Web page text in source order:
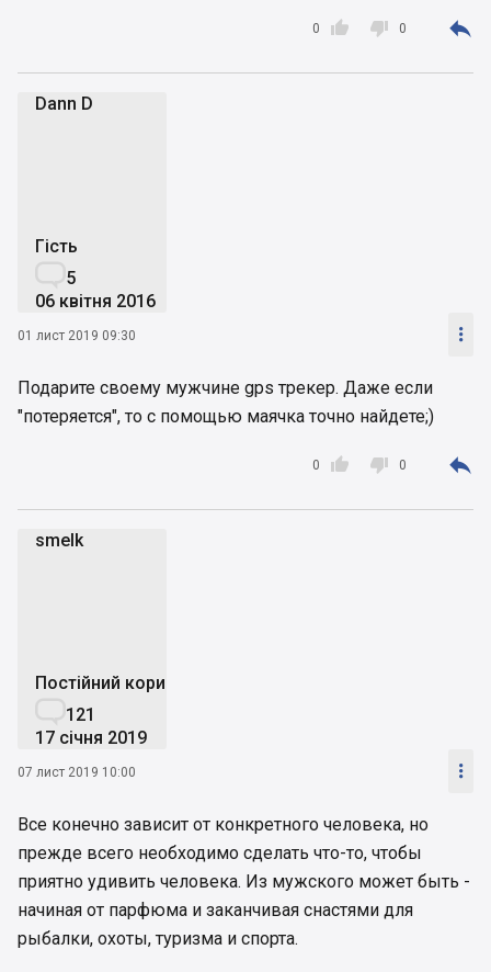

0  0 
Dann D
Гість
5
06 квітня 2016
01 лист 2019 09:30 
Подарите своему мужчине gps трекер. Даже если
"потеряется", то с помощью маячка точно найдете;)

0  0 
smelk
Постійний користувач
121
17 січня 2019
07 лист 2019 10:00 
Все конечно зависит от конкретного человека, но
прежде всего необходимо сделать что-то, чтобы
приятно удивить человека. Из мужского может быть -
начиная от парфюма и заканчивая снастями для
рыбалки, охоты, туризма и спорта.